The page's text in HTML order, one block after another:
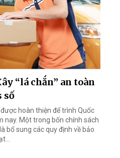
“lá chắn” an toàn
số
hoàn thiện để trình Quốc
nay. Một trong bốn chính sách
bổ sung các quy định về bảo